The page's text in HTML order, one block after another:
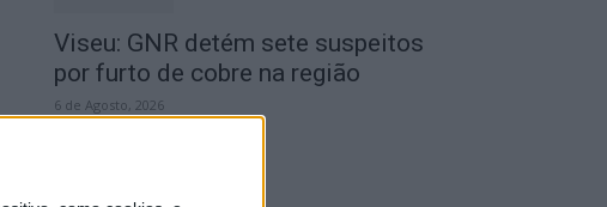
Viseu: GNR detém sete suspeitos
por furto de cobre na região
6 de Agosto, 2026